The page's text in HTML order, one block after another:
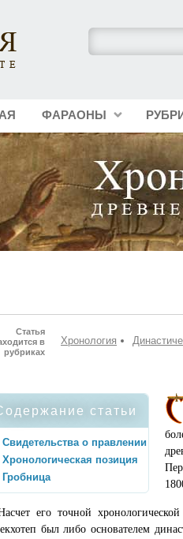
ФАРАОНЫ
Статья
в
рубриках
Хронология
статьи
Свидетельства о правлении
Хронологическая позиция
Гробница
его точной
был либо основателем